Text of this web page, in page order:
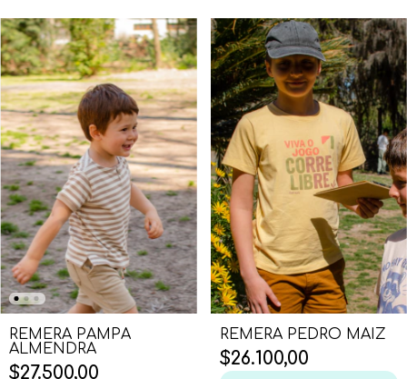
REMERA PAMPA
ALMENDRA
$27.500,00
REMERA PEDRO MAIZ
$26.100,00